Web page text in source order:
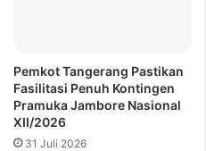
Pemkot Tangerang Pastikan
Fasilitasi Penuh Kontingen
Pramuka Jambore Nasional
XII/2026
31 Juli 2026